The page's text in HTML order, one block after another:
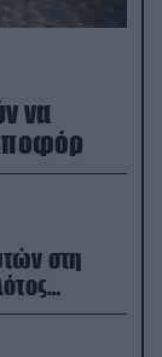
να
στη